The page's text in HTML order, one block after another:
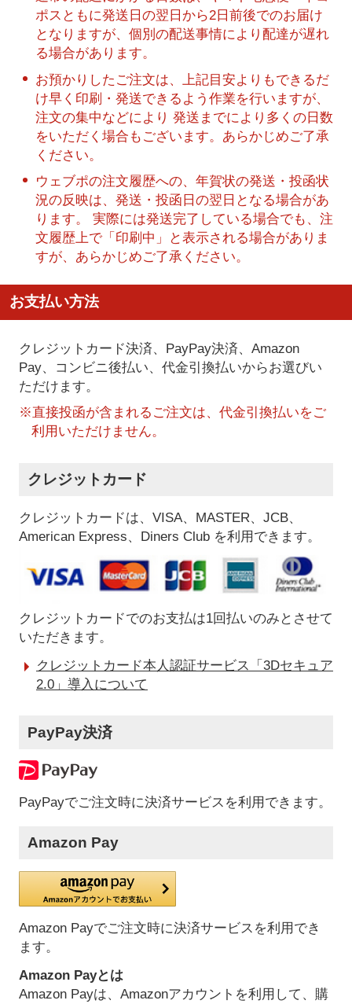
ポスともに発送日の翌日から2日前後でのお届け
となりますが、個別の配送事情により配達が遅れ
る場合があります。
お預かりしたご注文は、上記目安よりもできるだ
け早く印刷・発送できるよう作業を行いますが、
注文の集中などにより 発送までにより多くの日数
をいただく場合もございます。あらかじめご了承
ください。
ウェブポの注文履歴への、年賀状の発送・投函状
況の反映は、発送・投函日の翌日となる場合があ
ります。 実際には発送完了している場合でも、注
文履歴上で「印刷中」と表示される場合がありま
すが、あらかじめご了承ください。
お支払い方法
クレジットカード決済、PayPay決済、Amazon
Pay、コンビニ後払い、代金引換払いからお選びい
ただけます。
※直接投函が含まれるご注文は、代金引換払いをご
利用いただけません。
クレジットカード
クレジットカードは、VISA、MASTER、JCB、
American Express、Diners Club を利用できます。
クレジットカードでのお支払は1回払いのみとさせて
いただきます。
クレジットカード本人認証サービス「3Dセキュア
2.0」導入について
PayPay決済
PayPayでご注文時に決済サービスを利用できます。
Amazon Pay
Amazon Payでご注文時に決済サービスを利用でき
ます。
Amazon Payとは
Amazon Payは、Amazonアカウントを利用して、購